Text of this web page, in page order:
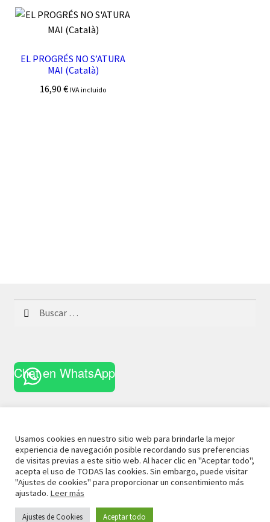
EL PROGRÉS NO S’ATURA
MAI (Català)
16,90€ IVA incluido
Chat en WhatsApp
© 2021 La Casa CuriosaAviso Legal
Términos y
Condiciones
Política de Privacidad Política de Cookies
Usamos cookies en nuestro sitio web para brindarle la mejor
experiencia de navegación posible recordando sus preferencias
de visitas previas a este sitio web. Al hacer clic en "Aceptar todo",
acepta el uso de TODAS las cookies. Sin embargo, puede visitar
"Ajustes de cookies" para proporcionar un consentimiento más
ajustado. Leer más
Ajustes de Cookies Aceptar todo